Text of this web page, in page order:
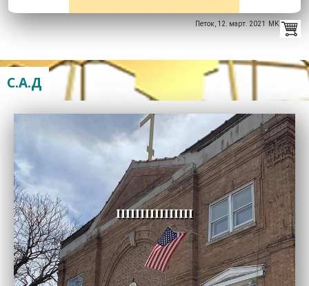
Петок, 12. март. 2021 MK
С.А.Д
IIIIIIIIIIIIIIII